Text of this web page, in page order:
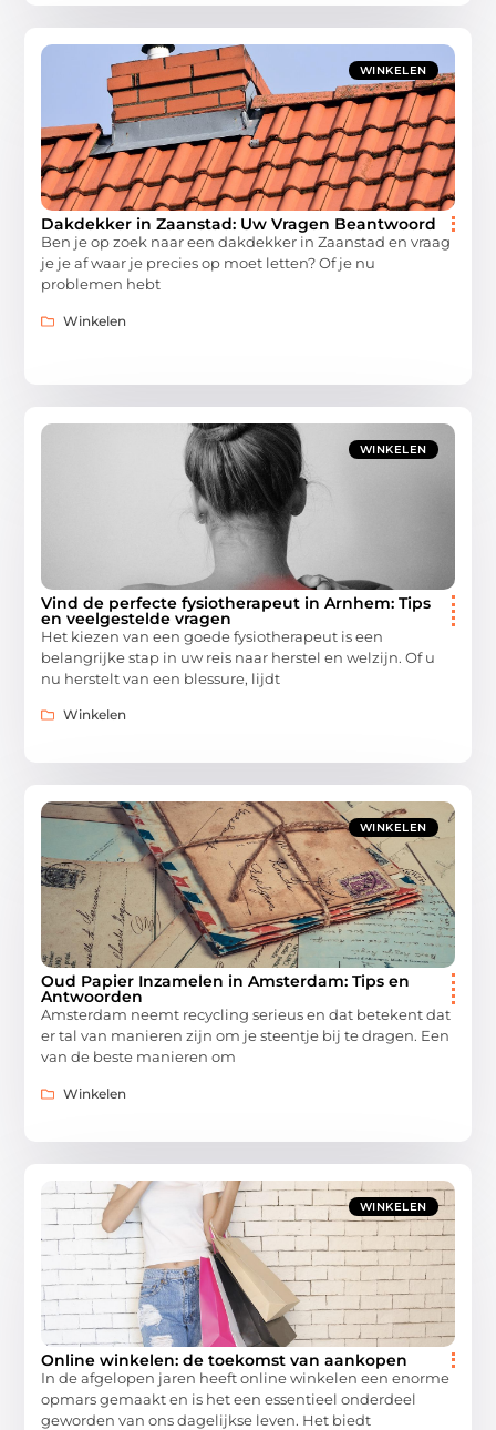
WINKELEN
Dakdekker in Zaanstad: Uw Vragen Beantwoord
Ben je op zoek naar een dakdekker in Zaanstad en vraag
je je af waar je precies op moet letten? Of je nu
problemen hebt
Winkelen
WINKELEN
Vind de perfecte fysiotherapeut in Arnhem: Tips
en veelgestelde vragen
Het kiezen van een goede fysiotherapeut is een
belangrijke stap in uw reis naar herstel en welzijn. Of u
nu herstelt van een blessure, lijdt
Winkelen
WINKELEN
Oud Papier Inzamelen in Amsterdam: Tips en
Antwoorden
Amsterdam neemt recycling serieus en dat betekent dat
er tal van manieren zijn om je steentje bij te dragen. Een
van de beste manieren om
Winkelen
WINKELEN
Online winkelen: de toekomst van aankopen
In de afgelopen jaren heeft online winkelen een enorme
opmars gemaakt en is het een essentieel onderdeel
geworden van ons dagelijkse leven. Het biedt